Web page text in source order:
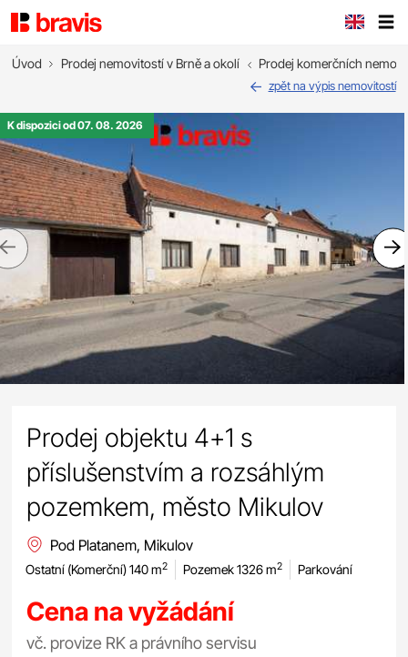
Úvod Prodej nemovitostí v Brně a okolí Prodej komerčních
zpět na výpis nemovitostí
K dispozici od 07. 08. 2026
Prodej objektu 4+1 s
příslušenstvím a rozsáhlým
pozemkem, město Mikulov
Pod Platanem, Mikulov
Ostatní (Komerční) 140 m2 Pozemek 1326 m2 Parkování
Cena na vyžádání
vč. provize RK a právního servisu